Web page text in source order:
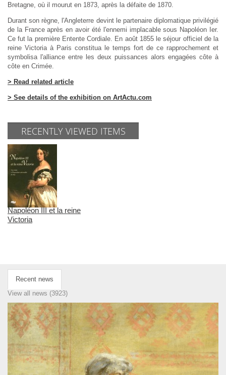
Bretagne, où il mourut en 1873, après la défaite de 1870.
Durant son règne, l'Angleterre devint le partenaire diplomatique privilégié
de la France après en avoir été l'ennemi implacable sous Napoléon Ier.
Ce fut la première Entente Cordiale. En août 1855 le séjour officiel de la
reine Victoria à Paris constitua le temps fort de ce rapprochement et
symbolisa l'alliance entre les deux puissances alors engagées côte à
côte en Crimée.
> Read related article
> See details of the exhibition on ArtActu.com
RECENTLY VIEWED ITEMS
Napoléon III et la reine
Victoria
Recent news
View all news (3923)